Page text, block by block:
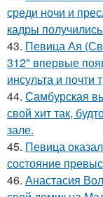
среди ночи и
кадры
43. Певица Ая
312" впервые
инсульта и почти
44. Самбурская
свой хит так,
зале.
45. Певица
состояние
46. Анастасия